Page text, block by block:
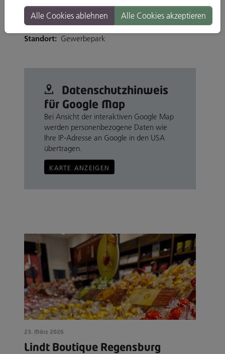
Im Gewerbepark A 19, 93059 Regensburg
Tel. 0941 94583990
Branche: Wohnen, Haus & Garten
Standort: Gewerbepark
Datenschutz­hinweis
für Google Map
Bei Ansicht der interaktiven Google Map
werden personenbezogene Daten wie
Ihre IP-Adresse an Google in den USA
übertragen.
KARTE ANZEIGEN
23. März 2026
Lindt Boutique Regensburg
Alle Cookies ablehnen Alle Cookies akzeptieren